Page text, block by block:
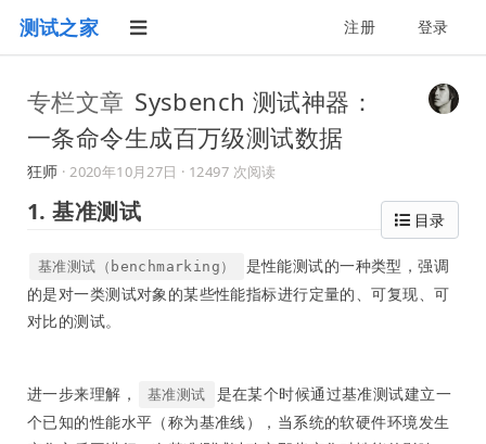
测试之家 注册 登录
专栏文章 Sysbench 测试神器：
一条命令生成百万级测试数据
狂师 ·2020年10月27日 · 12497 次阅读
目录
1. 基准测试
基准测试（benchmarking）
是性能测试的一种类型，强调
的是对一类测试对象的某些性能指标进行定量的、可复现、可
对比的测试。
进一步来理解， 基准测试
是在某个时候通过基准测试建立一
个已知的性能水平（称为基准线），当系统的软硬件环境发生